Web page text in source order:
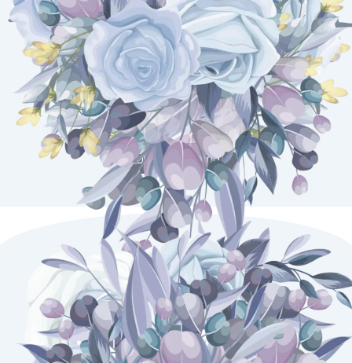
live streaming